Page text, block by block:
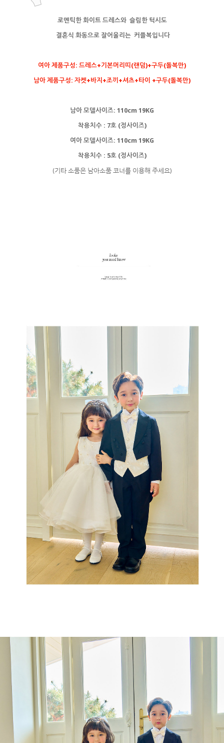
로멘틱한 화이트 드레스와 슬림한 턱시도
결혼식 화동으로 잘어울리는 커플복입니다
여아 제품구성: 드레스+기본머리띠(랜덤)+구두(돌복만)
남아 제품구성: 자켓+바지+조끼+셔츠+타이 +구두(돌복만)
남아 모델사이즈: 110cm 19KG
착용치수 : 7호 (정사이즈)
여아 모델사이즈: 110cm 19KG
착용치수 : 5호 (정사이즈)
(기타 소품은 남아소품 코너를 이용해 주세요)